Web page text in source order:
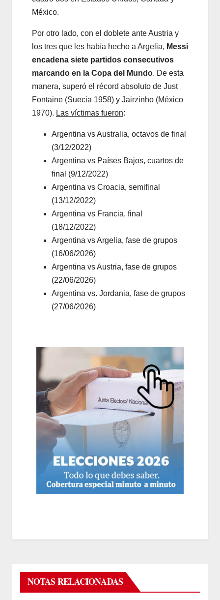
México.
Por otro lado, con el doblete ante Austria y
los tres que les había hecho a Argelia, Messi
encadena siete partidos consecutivos
marcando en la Copa del Mundo. De esta
manera, superó el récord absoluto de Just
Fontaine (Suecia 1958) y Jairzinho (México
1970). Las víctimas fueron:
Argentina vs Australia, octavos de final
(3/12/2022)
Argentina vs Países Bajos, cuartos de
final (9/12/2022)
Argentina vs Croacia, semifinal
(13/12/2022)
Argentina vs Francia, final
(18/12/2022)
Argentina vs Argelia, fase de grupos
(16/06/2026)
Argentina vs Austria, fase de grupos
(22/06/2026)
Argentina vs. Jordania, fase de grupos
(27/06/2026)
NOTAS RELACIONADAS